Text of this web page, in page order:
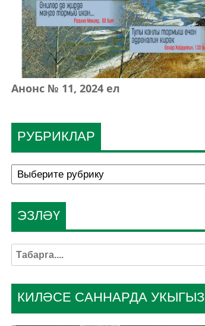
РУБРИКЛАР
Анонс № 11, 2024 ел
КИЛӘСЕ САННАРДА УКЫГЫЗ
ЭЗЛӘҮ